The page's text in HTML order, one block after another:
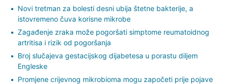
Novi tretman za bolesti desni ubija štetne bakterije, a
istovremeno čuva korisne mikrobe
Zagađenje zraka može pogoršati simptome reumatoidnog
artritisa i rizik od pogoršanja
Broj slučajeva gestacijskog dijabetesa u porastu diljem
Engleske
Promjene crijevnog mikrobioma mogu započeti prije pojave